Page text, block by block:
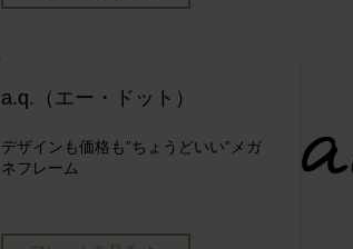
a.q.（エー・ドット）
デザインも価格も”ちょうどいい”メガ
ネフレーム